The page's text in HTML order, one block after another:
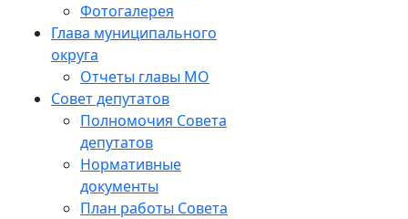
Фотогалерея
Глава муниципального
округа
Отчеты главы МО
Совет депутатов
Полномочия Совета
депутатов
Нормативные
документы
План работы Совета